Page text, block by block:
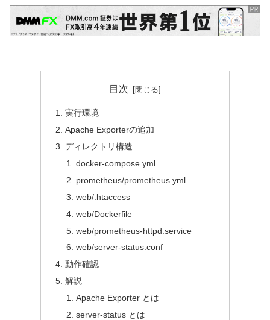
目次
実行環境
Apache Exporterの追加
ディレクトリ構造
docker-compose.yml
prometheus/prometheus.yml
web/.htaccess
web/Dockerfile
web/prometheus-httpd.service
web/server-status.conf
動作確認
解説
Apache Exporter とは
server-status とは